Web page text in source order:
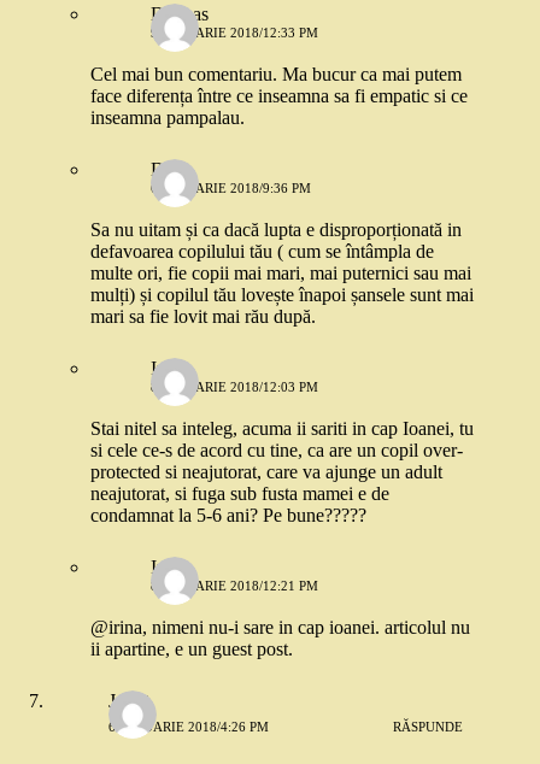
Dannas
9 IANUARIE 2018/12:33 PM
Cel mai bun comentariu. Ma bucur ca mai putem
face diferența între ce inseamna sa fi empatic si ce
inseamna pampalau.
Dia
6 IANUARIE 2018/9:36 PM
Sa nu uitam și ca dacă lupta e disproporționată in
defavoarea copilului tău ( cum se întâmpla de
multe ori, fie copii mai mari, mai puternici sau mai
mulți) și copilul tău lovește înapoi șansele sunt mai
mari sa fie lovit mai rău după.
Irina
8 IANUARIE 2018/12:03 PM
Stai nitel sa inteleg, acuma ii sariti in cap Ioanei, tu
si cele ce-s de acord cu tine, ca are un copil over-
protected si neajutorat, care va ajunge un adult
neajutorat, si fuga sub fusta mamei e de
condamnat la 5-6 ani? Pe bune?????
Irina
8 IANUARIE 2018/12:21 PM
@irina, nimeni nu-i sare in cap ioanei. articolul nu
ii apartine, e un guest post.
Jorjet
6 IANUARIE 2018/4:26 PM RĂSPUNDE